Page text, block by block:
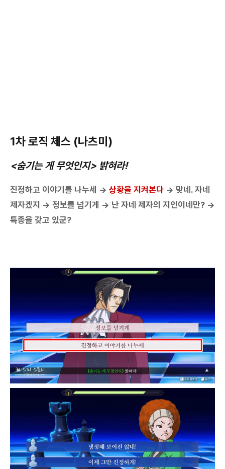
1차 로직 체스 (나츠미)
<숨기는 게 무엇인지> 밝혀라!
진정하고 이야기를 나누세 → 상황을 지켜본다 → 맞네. 자네
제자겠지 → 정보를 넘기게 → 난 자네 제자의 지인이네만? →
특종을 갖고 있군?